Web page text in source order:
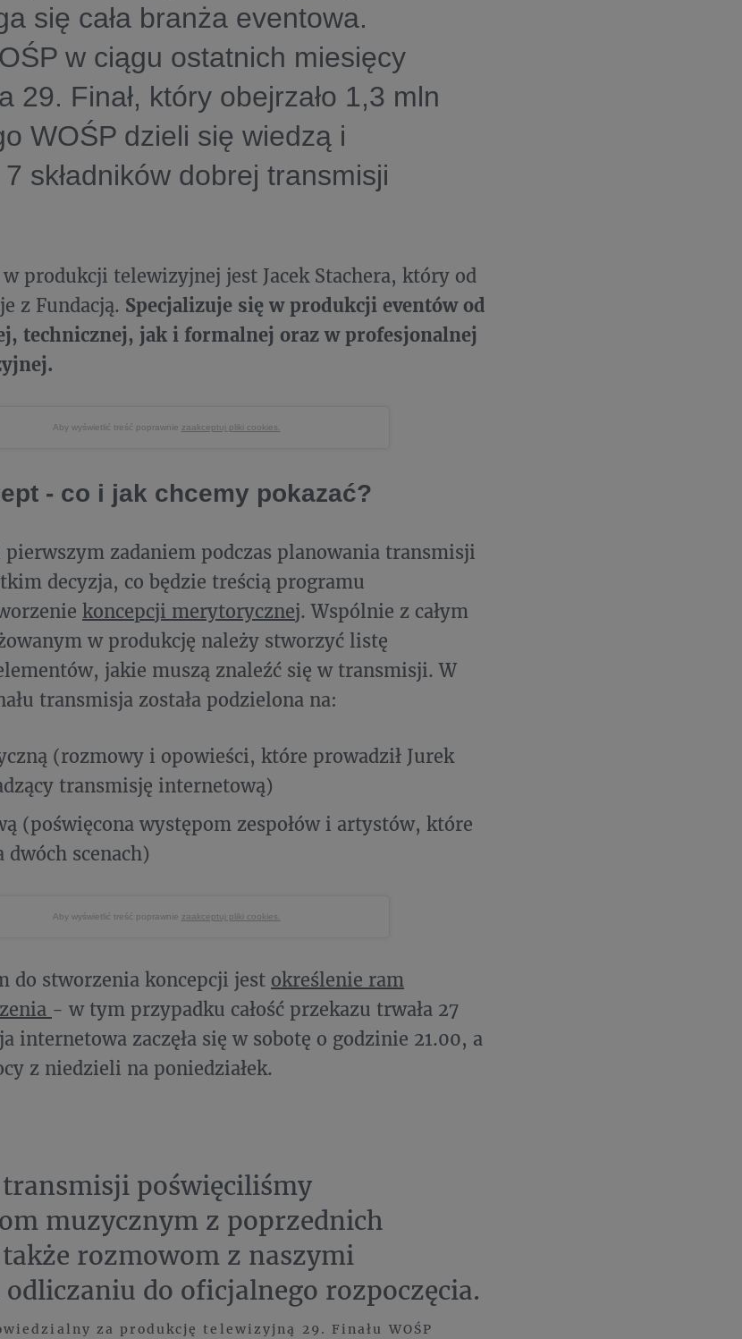
się cała branża eventowa.
w ciągu ostatnich miesięcy
29. Finał, który obejrzało 1,3 mln
WOŚP dzieli się wiedzą i
składników dobrej transmisji
w produkcji telewizyjnej jest Jacek Stachera, który od
z Fundacją. Specjalizuje się w produkcji eventów od
technicznej, jak i formalnej oraz w profesjonalnej
Aby wyświetlić treść poprawnie zaakceptuj pliki cookies.
- co i jak chcemy pokazać?
zadaniem podczas planowania transmisji
decyzja, co będzie treścią programu
koncepcji merytorycznej. Wspólnie z całym
w produkcję należy stworzyć listę
jakie muszą znaleźć się w transmisji. W
transmisja została podzielona na:
(rozmowy i opowieści, które prowadził Jurek
transmisję internetową)
(poświęcona występom zespołów i artystów, które
dwóch scenach)
Aby wyświetlić treść poprawnie zaakceptuj pliki cookies.
do stworzenia koncepcji jest określenie ram
- w tym przypadku całość przekazu trwała 27
internetowa zaczęła się w sobotę o godzinie 21.00, a
z niedzieli na poniedziałek.
transmisji poświęciliśmy
muzycznym z poprzednich
także rozmowom z naszymi
do oficjalnego rozpoczęcia.
za produkcję telewizyjną 29. Finału WOŚP